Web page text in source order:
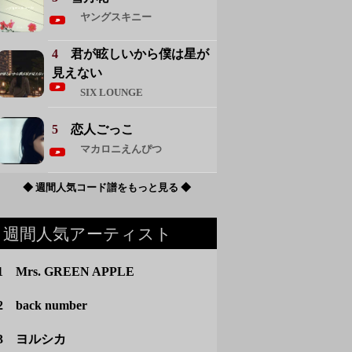
ヤングスキニー
4 君が眩しいから僕は星が
見えない
SIX LOUNGE
5 恋人ごっこ
マカロニえんぴつ
◆ 週間人気コード譜をもっと見る ◆
週間人気アーティスト
Mrs. GREEN APPLE
back number
ヨルシカ